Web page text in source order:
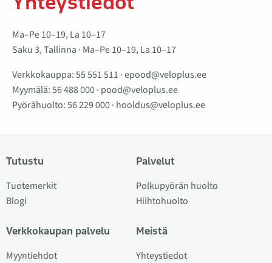
Ma–Pe 10–19, La 10–17
Saku 3, Tallinna · Ma–Pe 10–19, La 10–17
Verkkokauppa:55 551 511 ·epood@veloplus.ee
Myymälä:56 488 000· pood@veloplus.ee
Pyörähuolto:56 229 000· hooldus@veloplus.ee
Tutustu
Tuotemerkit
Blogi
Verkkokaupan palvelu
Myyntiehdot
Palvelut
Polkupyörän huolto
Hiihtohuolto
Meistä
Yhteystiedot